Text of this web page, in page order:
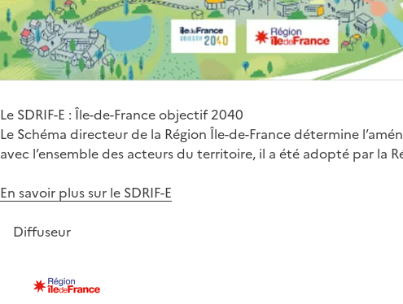
Le SDRIF-E : Île-de-France objectif 2040
Le Schéma directeur de la Région Île-de-France détermine
avec l’ensemble des acteurs du territoire, il a été adopté par la
En savoir plus sur le SDRIF-E
Diffuseur